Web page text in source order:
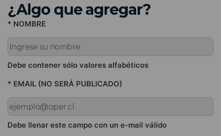
¿Algo que agregar?
* NOMBRE
Debe contener sólo valores alfabéticos
* EMAIL (NO SERÁ PUBLICADO)
Debe llenar este campo con un e-mail válido